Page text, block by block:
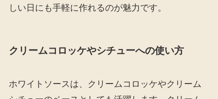
しい日にも手軽に作れるのが魅力です。
クリームコロッケやシチューへの使い方
ホワイトソースは、クリームコロッケやクリーム